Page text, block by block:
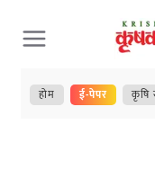
Skip
to
content
होम ई-पेपर कृषि